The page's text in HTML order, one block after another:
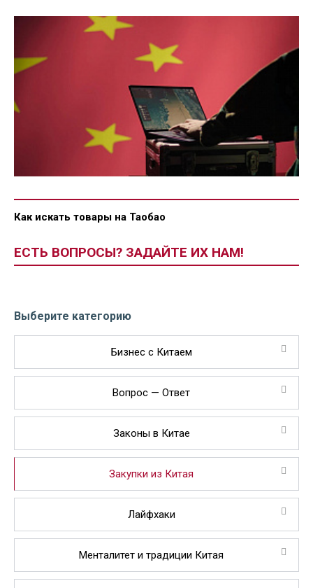
Как искать товары на Таобао
ЕСТЬ ВОПРОСЫ? ЗАДАЙТЕ ИХ НАМ!
Выберите категорию
Бизнес с Китаем
Вопрос — Ответ
Законы в Китае
Закупки из Китая
Лайфхаки
Менталитет и традиции Китая